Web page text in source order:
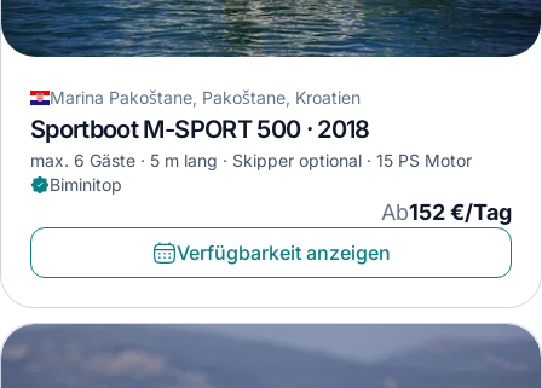
Marina Pakoštane, Pakoštane, Kroatien
Sportboot M-SPORT 500 · 2018
max. 6 Gäste 5 m lang Skipper optional
15 PS Motor
Biminitop
Ab152 €/Tag
Verfügbarkeit anzeigen